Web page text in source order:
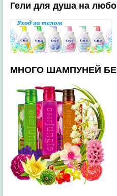
Гели для душа на
МНОГО ШАМПУНЕЙ